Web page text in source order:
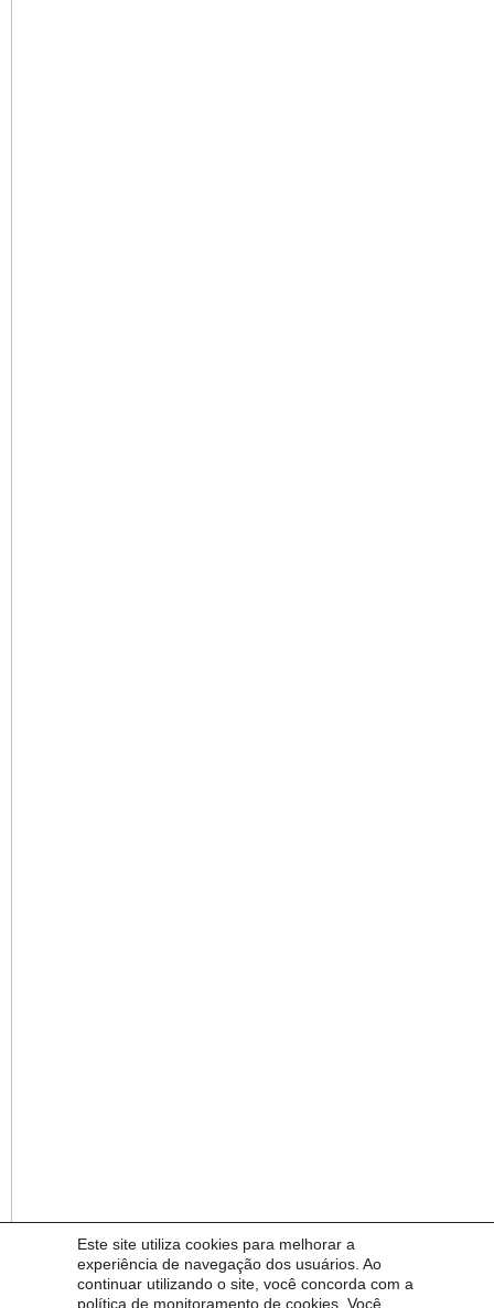
Este site utiliza cookies para melhorar a
experiência de navegação dos usuários. Ao
continuar utilizando o site, você concorda com a
política de monitoramento de cookies. Você